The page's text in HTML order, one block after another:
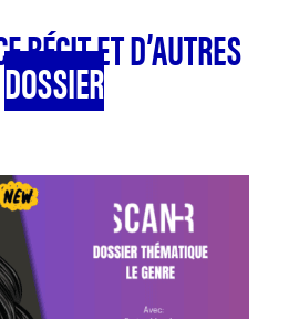
RÉCIT ET D’AUTRES
DOSSIER